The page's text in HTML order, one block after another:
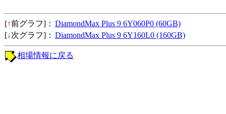
[↑前グラフ]： DiamondMax Plus 9 6Y060P0 (60GB)
[↓次グラフ]： DiamondMax Plus 9 6Y160L0 (160GB)
相場情報に戻る